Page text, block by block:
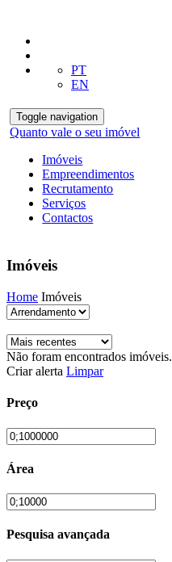
PT
EN
Toggle navigation
Quanto vale o seu imóvel
Imóveis
Empreendimentos
Recrutamento
Serviços
Contactos
Imóveis
Home Imóveis
Não foram encontrados imóveis.
Criar alerta Limpar
Preço
Área
Pesquisa avançada